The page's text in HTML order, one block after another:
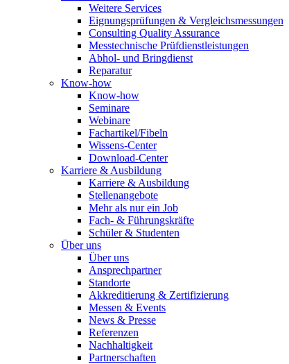
Weitere Services
Eignungsprüfungen & Vergleichsmessungen
Consulting Quality Assurance
Messtechnische Prüfdienstleistungen
Abhol- und Bringdienst
Reparatur
Know-how
Know-how
Seminare
Webinare
Fachartikel/Fibeln
Wissens-Center
Download-Center
Karriere & Ausbildung
Karriere & Ausbildung
Stellenangebote
Mehr als nur ein Job
Fach- & Führungskräfte
Schüler & Studenten
Über uns
Über uns
Ansprechpartner
Standorte
Akkreditierung & Zertifizierung
Messen & Events
News & Presse
Referenzen
Nachhaltigkeit
Partnerschaften